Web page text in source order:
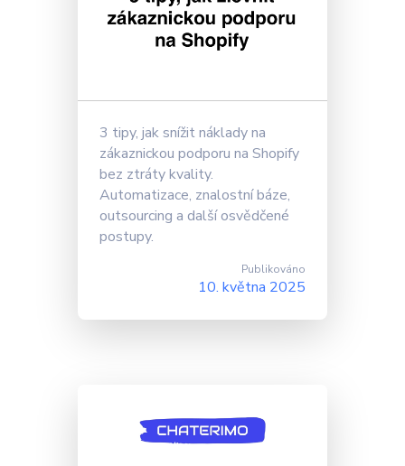
3 tipy, jak snížit náklady na
zákaznickou podporu na Shopify
bez ztráty kvality.
Automatizace, znalostní báze,
outsourcing a další osvědčené
postupy.
Publikováno
10. května 2025